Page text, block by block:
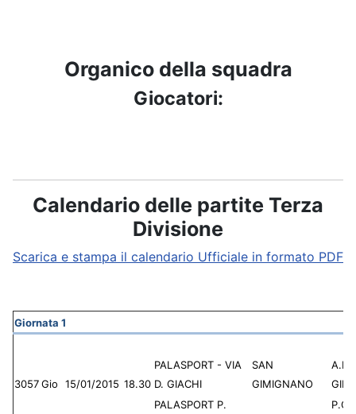
Organico della squadra
Giocatori:
Calendario delle partite Terza
Divisione
Scarica e stampa il calendario Ufficiale in formato PDF
Giornata 1
3057Gio 15/01/2015 18.30
PALASPORT - VIA
D. GIACHI
SAN
GIMIGNANO
PALASPORT P.